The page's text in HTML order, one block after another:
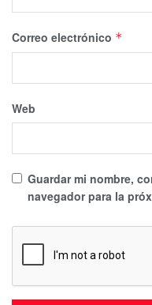
Correo electrónico *
Web
Guardar mi nombre,
navegador para la